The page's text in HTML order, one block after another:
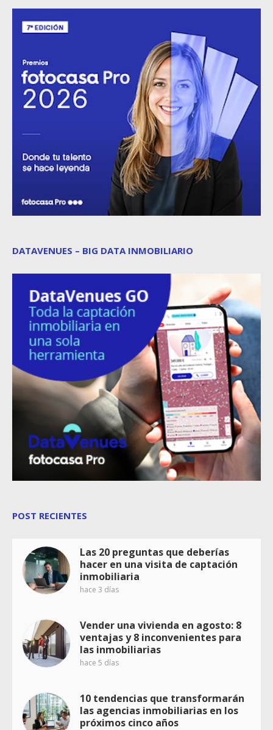
DATAVENUES – BIG DATA INMOBILIARIO
POST RECIENTES
Las 20 preguntas que deberías
hacer en una visita de captación
inmobiliaria
hace 3 días
Vender una vivienda en agosto: 8
ventajas y 8 inconvenientes para
las inmobiliarias
hace 5 días
10 tendencias que transformarán
las agencias inmobiliarias en los
próximos cinco años